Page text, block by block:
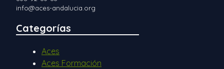
info@aces-andalucia.org
Categorías
Aces
Aces Formación